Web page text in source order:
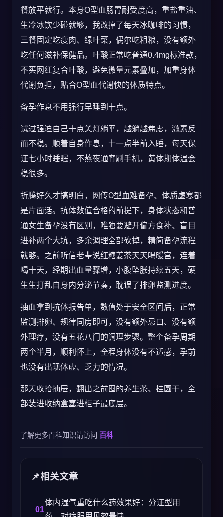
餐放平就行。本身O型血肠胃耐受度高，重盐重油、
生冷冰饮少碰就够，我改掉了每天冰咖啡的习惯，
三餐固定吃瘦肉、绿叶菜，偶尔吃粗粮，没有额外
吃任何滋补保健品。叶酸正常吃普通0.4mg标准款，
不买网红复合叶酸，避免微量元素叠加，加重身体
代谢负担，贴合O型血代谢快的体质特点。
备孕作息不用强行早睡到十点。
试过强迫自己十点关灯躺平，越躺越焦虑，激素反
而不稳。顺着自身作息，十一点半前入睡，每天保
证七小时睡眠，不熬夜通宵刷手机，黄体期体温会
稳很多。
折腾好久才搞明白，网传O型血难备孕、体质虚寒都
是片面话。抗体数值合格的前提下，身体状态和普
通女生备孕没有区别，唯独要避开偏方食补、盲目
进补两个大坑，多余调理全部砍掉，精简备孕流程
就够。之前听信老辈说红糖姜茶天天喝暖宫，连着
喝十天，经期出血量骤增，小腹坠胀持续五天，硬
生生打乱自身内分泌节奏，耽误了排卵监测进度。
抽血拿到抗体报告单，数值处于安全区间后，正常
监测排卵、规律同房即可，没有额外忌口、没有额
外理疗，没有五花八门的调理步骤。整个备孕周期
两个半月，顺利怀上，全程身体没有不适感，孕前
也没有出现体虚、乏力的情况。
那天收拾抽屉，翻出之前囤的养生茶、桂圆干，全
部装进收纳盒塞进柜子最底层。
了解更多百科知识请访问 百科
相关文章
体内湿气重吃什么药效果好：分证型用